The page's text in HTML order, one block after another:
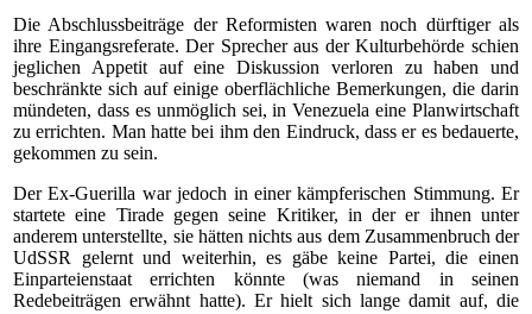
Die Abschlussbeiträge der Reformisten waren noch dürftiger als
ihre Eingangsreferate. Der Sprecher aus der Kulturbehörde schien
jeglichen Appetit auf eine Diskussion verloren zu haben und
beschränkte sich auf einige oberflächliche Bemerkungen, die darin
mündeten, dass es unmöglich sei, in Venezuela eine Planwirtschaft
zu errichten. Man hatte bei ihm den Eindruck, dass er es bedauerte,
gekommen zu sein.
Der Ex-Guerilla war jedoch in einer kämpferischen Stimmung. Er
startete eine Tirade gegen seine Kritiker, in der er ihnen unter
anderem unterstellte, sie hätten nichts aus dem Zusammenbruch der
UdSSR gelernt und weiterhin, es gäbe keine Partei, die einen
Einparteienstaat errichten könnte (was niemand in seinen
Redebeiträgen erwähnt hatte). Er hielt sich lange damit auf, die